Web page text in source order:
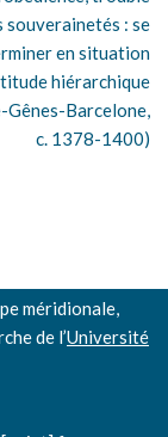
souverainetés : se
en situation
hiérarchique
Gênes-Barcelone,
c. 1378-1400)
méridionale,
de l’Université